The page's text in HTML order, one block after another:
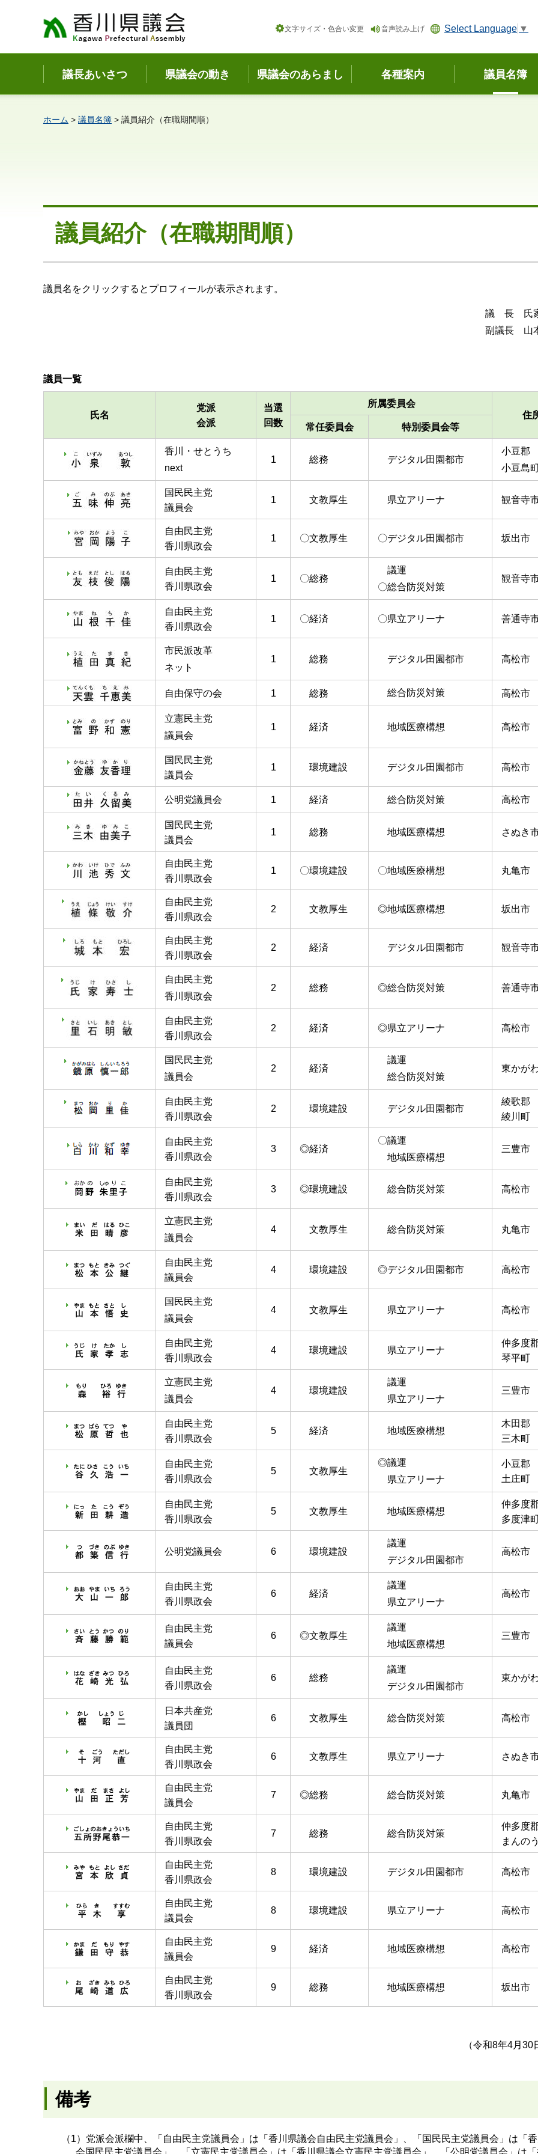
香川県議会 文字サイズ・色合い変更 音声読み上げ Select Language ▼
議長あいさつ 県議会の動き 県議会のあらまし 各種案内 議員名簿
ホーム > 議員名簿 > 議員紹介（在職期間順）
議員紹介（在職期間順）
議員名をクリックするとプロフィールが表示されます。
議 長 氏
副議長 山
議員一覧
氏名
党派
会派
当選
回数
所属委員会
住
常任委員会
特別委員会等
香川・せとうち
next
1 総務 デジタル田園都市
小豆郡
小豆島
国民民主党
議員会
1 文教厚生 県立アリーナ 観音寺
自由民主党
香川県政会
1 〇文教厚生 〇デジタル田園都市 坂出市
自由民主党
香川県政会
1 〇総務
議運
〇総合防災対策
観音寺
自由民主党
香川県政会
1 〇経済 〇県立アリーナ 善通寺
市民派改革
ネット
1 総務 デジタル田園都市 高松市
自由保守の会 1 総務 総合防災対策 高松市
立憲民主党
議員会
1 経済 地域医療構想 高松市
国民民主党
議員会
1 環境建設 デジタル田園都市 高松市
公明党議員会 1 経済 総合防災対策 高松市
国民民主党
議員会
1 総務 地域医療構想 さぬき
自由民主党
香川県政会
1 〇環境建設 〇地域医療構想 丸亀市
自由民主党
香川県政会
2 文教厚生 ◎地域医療構想 坂出市
自由民主党
香川県政会
2 経済 デジタル田園都市 観音寺
自由民主党
香川県政会
2 総務 ◎総合防災対策 善通寺
自由民主党
香川県政会
2 経済 ◎県立アリーナ 高松市
国民民主党
議員会
2 経済
議運
総合防災対策
東かが
自由民主党
香川県政会
2 環境建設 デジタル田園都市
綾歌郡
綾川町
自由民主党
香川県政会
3 ◎経済
〇議運
地域医療構想
三豊市
自由民主党
香川県政会
3 ◎環境建設 総合防災対策 高松市
立憲民主党
議員会
4 文教厚生 総合防災対策 丸亀市
自由民主党
議員会
4 環境建設 ◎デジタル田園都市 高松市
国民民主党
議員会
4 文教厚生 県立アリーナ 高松市
自由民主党
香川県政会
4 環境建設 県立アリーナ
仲多度
琴平町
立憲民主党
議員会
4 環境建設
議運
県立アリーナ
三豊市
自由民主党
香川県政会
5 経済 地域医療構想
木田郡
三木町
自由民主党
香川県政会
5 文教厚生
◎議運
県立アリーナ
小豆郡
土庄町
自由民主党
香川県政会
5 文教厚生 地域医療構想
仲多度
多度津
公明党議員会 6 環境建設
議運
デジタル田園都市
高松市
自由民主党
香川県政会
6 経済
議運
県立アリーナ
高松市
自由民主党
議員会
6 ◎文教厚生
議運
地域医療構想
三豊市
自由民主党
香川県政会
6 総務
議運
デジタル田園都市
東かが
日本共産党
議員団
6 文教厚生 総合防災対策 高松市
自由民主党
香川県政会
6 文教厚生 県立アリーナ さぬき
自由民主党
議員会
7 ◎総務 総合防災対策 丸亀市
自由民主党
香川県政会
7 総務 総合防災対策
仲多度
まんの
自由民主党
香川県政会
8 環境建設 デジタル田園都市 高松市
自由民主党
議員会
8 環境建設 県立アリーナ 高松市
自由民主党
議員会
9 経済 地域医療構想 高松市
自由民主党
香川県政会
9 総務 地域医療構想 坂出市
（令和8年4月30
備考
（1）党派会派欄中、「自由民主党議員会」は「香川県議会自由民主党議員会」、「国民民主党議員会」は「
会国民民主党議員会」、「立憲民主党議員会」は「香川県議会立憲民主党議員会」、「公明党議員会」は